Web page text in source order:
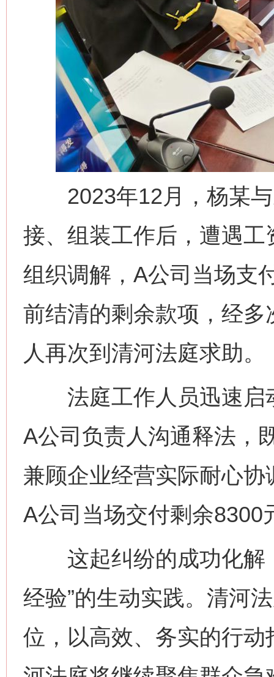
2023年12月，杨某与
接、组装工作后，遭遇
组织调解，A公司当场支
前结清的剩余款项，经
人再次到清河法庭求助。
法庭工作人员迅速启
A公司负责人沟通释法，
兼顾企业经营实际耐心
A公司当场交付剩余8300
这起纠纷的成功化解
经验”的生动实践。清河
位，以高效、务实的行动